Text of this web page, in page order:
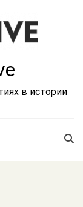
в истории